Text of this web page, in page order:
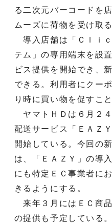
る二次元バーコードを
ムーズに荷物を受け取
導入店舗は「Ｃｌｉ
テム」の専用端末を設
ビス提供を開始でき、
できる。利用者にクー
り時に買い物を促すこ
ヤマトＨＤは６月２
配送サービス「ＥＡＺ
開始している。今回の
は、「ＥＡＺＹ」の導
にも特定ＥＣ事業者に
きるようにする。
来年３月にはＥＣ商
の提供も予定している。